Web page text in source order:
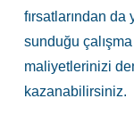
fırsatlarından
sunduğu
maliyetlerinizi
kazanabilirsiniz.